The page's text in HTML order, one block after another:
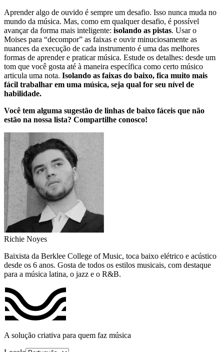
Aprender algo de ouvido é sempre um desafio. Isso nunca muda no
mundo da música. Mas, como em qualquer desafio, é possível
avançar da forma mais inteligente: isolando as pistas. Usar o
Moises para “decompor” as faixas e ouvir minuciosamente as
nuances da execução de cada instrumento é uma das melhores
formas de aprender e praticar música. Estude os detalhes: desde um
tom que você gosta até à maneira específica como certo músico
articula uma nota. Isolando as faixas do baixo, fica muito mais
fácil trabalhar em uma música, seja qual for seu nível de
habilidade.
Você tem alguma sugestão de linhas de baixo fáceis que não
estão na nossa lista? Compartilhe conosco!
Richie Noyes
Baixista da Berklee College of Music, toca baixo elétrico e acústico
desde os 6 anos. Gosta de todos os estilos musicais, com destaque
para a música latina, o jazz e o R&B.
A solução criativa para quem faz música